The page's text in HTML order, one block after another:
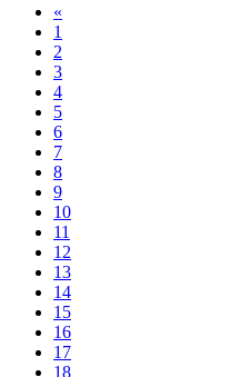
«
1
2
3
4
5
6
7
8
9
10
11
12
13
14
15
16
17
18